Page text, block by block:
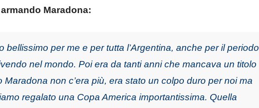
Maradona:
bellissimo per me e per tutta l’Argentina, anche per il periodo
nel mondo. Poi era da tanti anni che mancava un titolo
Maradona non c’era più, era stato un colpo duro per noi ma
regalato una Copa America importantissima. Quella